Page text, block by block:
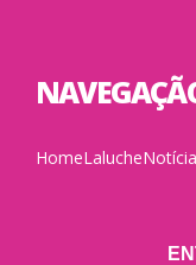
HomeLaluche